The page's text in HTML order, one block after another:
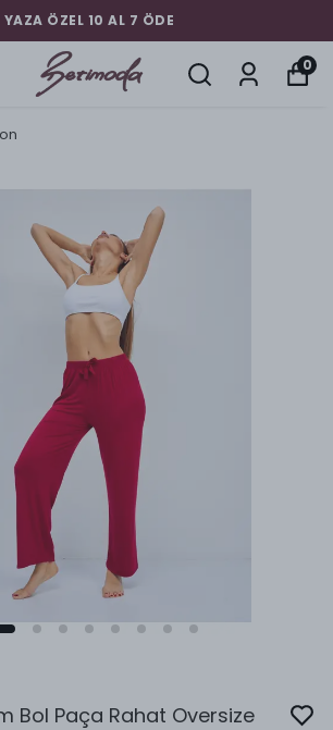
YAZA ÖZEL 10 AL 7 ÖDE
0
Bol Paça Rahat Oversize